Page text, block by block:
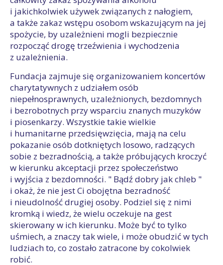
i jakichkolwiek używek związanych z nałogiem,
a także zakaz wstępu osobom wskazującym na jej
spożycie, by uzależnieni mogli bezpiecznie
rozpocząć drogę trzeźwienia i wychodzenia
z uzależnienia.
Fundacja zajmuje się organizowaniem koncertów
charytatywnych z udziałem osób
niepełnosprawnych, uzależnionych, bezdomnych
i bezrobotnych przy wsparciu znanych muzyków
i piosenkarzy. Wszystkie takie wielkie
i humanitarne przedsięwzięcia, mają na celu
pokazanie osób dotkniętych losowo, radzących
sobie z bezradnością, a także próbujących kroczyć
w kierunku akceptacji przez społeczeństwo
i wyjścia z bezdomności. " Bądź dobry jak chleb "
i okaż, że nie jest Ci obojętna bezradność
i nieudolność drugiej osoby. Podziel się z nimi
kromką i wiedz, że wielu oczekuje na gest
skierowany w ich kierunku. Może być to tylko
uśmiech, a znaczy tak wiele, i może obudzić w tych
ludziach to, co zostało zatracone by cokolwiek
robić.